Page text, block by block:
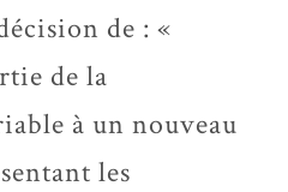
de : «
de la
à un nouveau
les